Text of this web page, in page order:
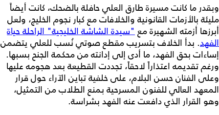
وبقدر ما كانت مسيرة طارق العلي حافلة بالضحك، كانت أيضاً
مليئة بالأزمات القانونية والخلافات مع كبار نجوم الخليج، ولعل
أبرزها أزمته الشهيرة مع"سيدة الشاشة الخليجية" الراحلة حياة
الفهد. بدأ الخلاف بتسريب مقطع صوتي نُسب للعلي يتضمن
إساءات بحق الفهد، ما أدى إلى إدانته من محكمة الجنح بسبها.
ورغم تقديمه اعتذاراً لاحقاً، تجددت القطيعة بعد هجومه عليها
وعلى الفنان حسن البلام، على خلفية تباين الآراء حول قرار
المعهد العالي للفنون المسرحية بمنع الطلاب من التمثيل،
وهو القرار الذي دافعت عنه الفهد بشراسة.